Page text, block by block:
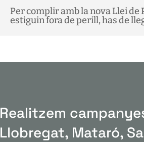
Per complir amb la nova Llei de
estiguin fora de perill, has de
Realitzem
Llobregat, Mataró,